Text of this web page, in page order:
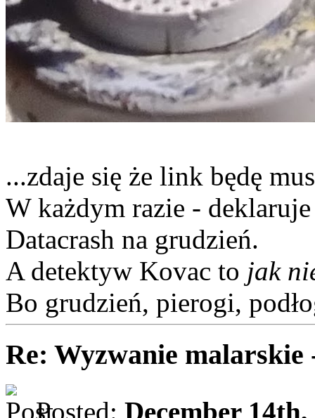
...zdaje się że link będę
W każdym razie -
Datacrash na grudzień.
A detektyw Kovac to jak
Bo grudzień, pierogi,
Re: Wyzwanie malarskie
Posted: December